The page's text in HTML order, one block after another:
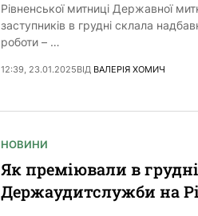
Рівненської митниці Державної
заступників в грудні склала
роботи – …
12:39, 23.01.2025ВІД ВАЛЕРІЯ ХОМИЧ
НОВИНИ
Як преміювали в
Держаудитслужби на